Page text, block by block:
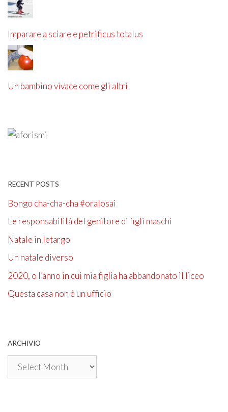
Imparare a sciare e petrificus totalus
Un bambino vivace come gli altri
RECENT POSTS
Bongo cha-cha-cha #oralosai
Le responsabilità del genitore di figli maschi
Natale in letargo
Un natale diverso
2020, o l’anno in cui mia figlia ha abbandonato il liceo
Questa casa non è un ufficio
ARCHIVIO
Archivio